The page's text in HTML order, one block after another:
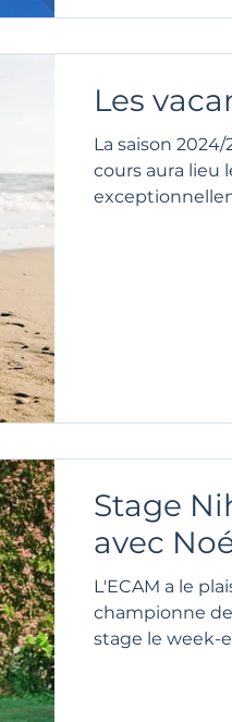
Les
La saison
cours aura lieu
Stage
avec
L'ECAM a le
championne
stage le week-